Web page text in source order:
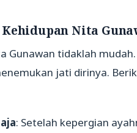
Nita
Gunawan tidaklah
jati dirinya.
: Setelah kepergian